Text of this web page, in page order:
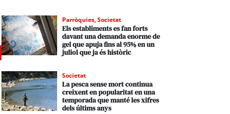
Parròquies,Societat
Els establiments es fan forts
davant una demanda enorme de
gel que apuja fins al 95% en un
juliol que ja és històric
Societat
La pesca sense mort continua
creixent en popularitat en una
temporada que manté les xifres
dels últims anys